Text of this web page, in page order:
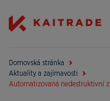
Domovská stránka
Aktuality a zajímavosti
Automatizovaná nedestruktivní